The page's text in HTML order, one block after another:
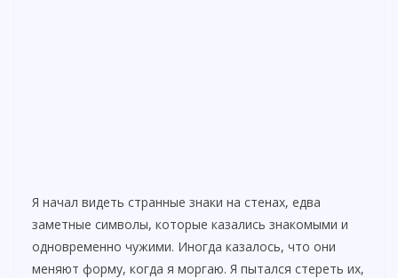
Я начал видеть странные знаки на стенах, едва
заметные символы, которые казались знакомыми и
одновременно чужими. Иногда казалось, что они
меняют форму, когда я моргаю. Я пытался стереть их,